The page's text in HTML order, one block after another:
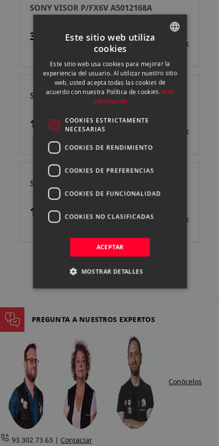
SONY VISOR P/FX6V A5012168A
342,90 € Sin stock
SONY OCULAR FDA-EP18
19,90 € Sin stock
SONY FDA-EP21 OCULAR
19,90 € Sin stock
PREGUNTA A NUESTROS EXPERTOS
Conócelos
93.302.73.63 | Contactar
ENGLISH
CATALAN
Este sitio web utiliza
cookies
Este sitio web usa cookies para mejorar la
experiencia del usuario. Al utilizar nuestro sitio
web, usted acepta todas las cookies de
acuerdo con nuestra Política de cookies. Más
información
COOKIES ESTRICTAMENTE
NECESARIAS
COOKIES DE RENDIMIENTO
COOKIES DE PREFERENCIAS
COOKIES DE FUNCIONALIDAD
COOKIES NO CLASIFICADAS
ACEPTAR
MOSTRAR DETALLES